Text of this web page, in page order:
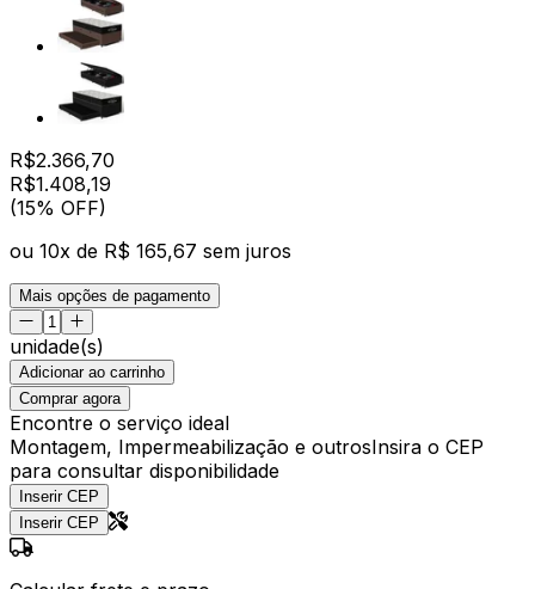
R$2.366,70
R$1.408,19
(15% OFF)
ou 10x de R$ 165,67 sem juros
Mais opções de pagamento
unidade(s)
Adicionar ao carrinho
Comprar agora
Encontre o serviço ideal
Montagem, Impermeabilização e outrosInsira o CEP
para consultar disponibilidade
Inserir CEP
Inserir CEP